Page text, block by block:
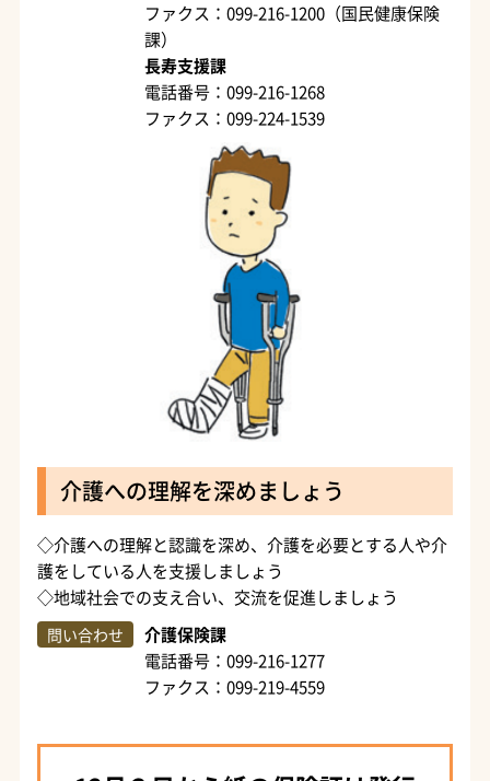
ファクス：099-216-1200（国民健康保険
課）
長寿支援課
電話番号：099-216-1268
ファクス：099-224-1539
介護への理解を深めましょう
◇介護への理解と認識を深め、介護を必要とする人や介
護をしている人を支援しましょう
◇地域社会での支え合い、交流を促進しましょう
問い合わせ
介護保険課
電話番号：099-216-1277
ファクス：099-219-4559